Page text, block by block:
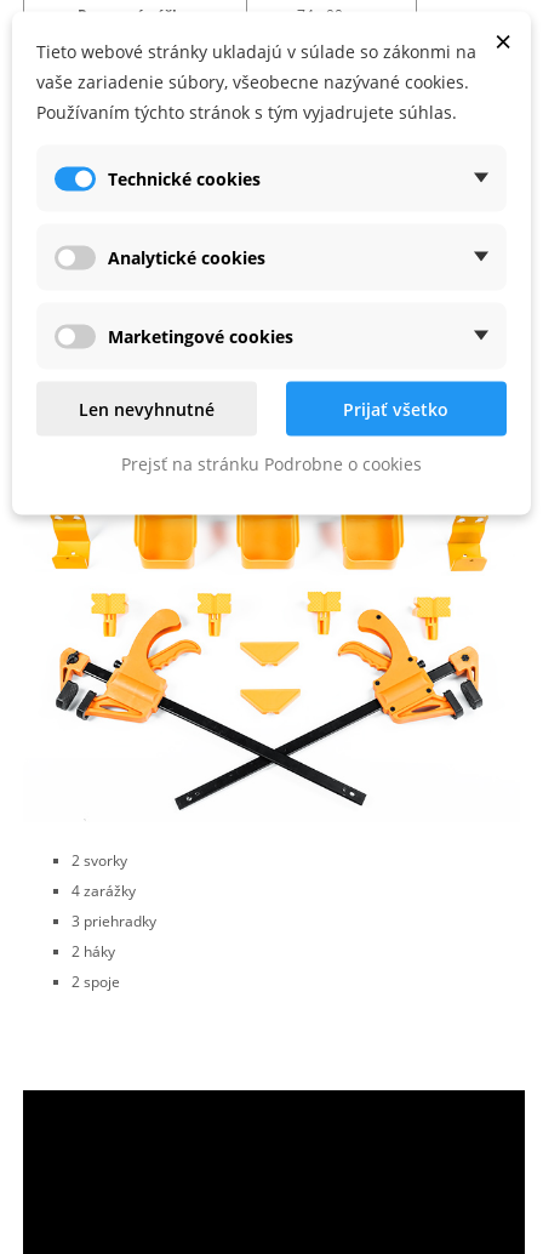
Pracovná výška 74 - 90 cm
Po zložení: 85 x 60 x 9 cm
Priemer dier v doske:
Materiál: MDF, oceľ, hliník
1
Príslušenstvo súčásťou balenia:
2 svorky
4 zarážky
3 priehradky
2 háky
2 spoje
×
Tieto webové stránky ukladajú v súlade so zákonmi na
vaše zariadenie súbory, všeobecne nazývané cookies.
Používaním týchto stránok s tým vyjadrujete súhlas.
Technické cookies
Analytické cookies
Marketingové cookies
Len nevyhnutné Prijať všetko
Prejsť na stránku Podrobne o cookies